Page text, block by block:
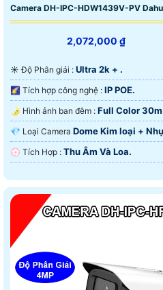
Camera DH-IPC-HDW1439V-PV
2,072,000 ₫
☀️ Độ Phân giải : Ultra 2k + .
🌠 Tích hợp công nghệ : IP POE.
🌛 Hình ảnh ban đêm : Full Color
💎 Loại Camera Dome Kim loại +
️💮 Tích Hợp : Thu Âm Và Loa.